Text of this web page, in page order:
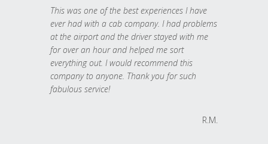
This was one of the best experiences I have
ever had with a cab company. I had problems
at the airport and the driver stayed with me
for over an hour and helped me sort
everything out. I would recommend this
company to anyone. Thank you for such
fabulous service!
R.M.